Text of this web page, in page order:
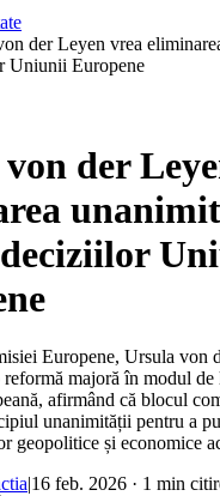
der Leyen vrea
Uniunii Europene
der
Europene, Ursula von
majoră în modul
afirmând că blocul
unanimității pentru a
geopolitice și economice
|16 feb. 2026 · 1 min